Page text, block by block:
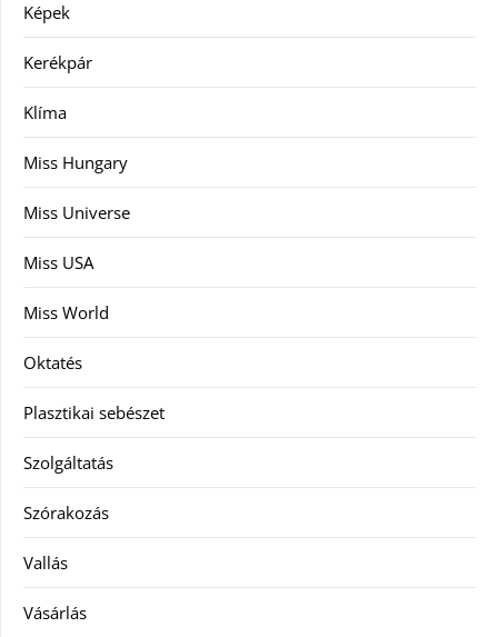
Képek
Kerékpár
Klíma
Miss Hungary
Miss Universe
Miss USA
Miss World
Oktatés
Plasztikai sebészet
Szolgáltatás
Szórakozás
Vallás
Vásárlás